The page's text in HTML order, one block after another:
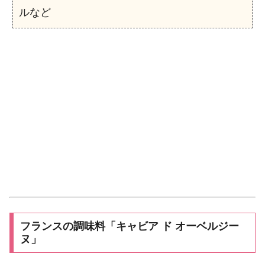
ルなど
フランスの調味料「キャビア ド オーベルジー
ヌ」